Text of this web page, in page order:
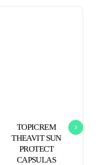
TOPICREM
THEAVIT SUN
PROTECT
CAPSULAS